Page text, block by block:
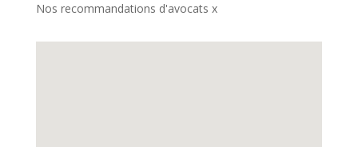
Nos recommandations d'avocats x